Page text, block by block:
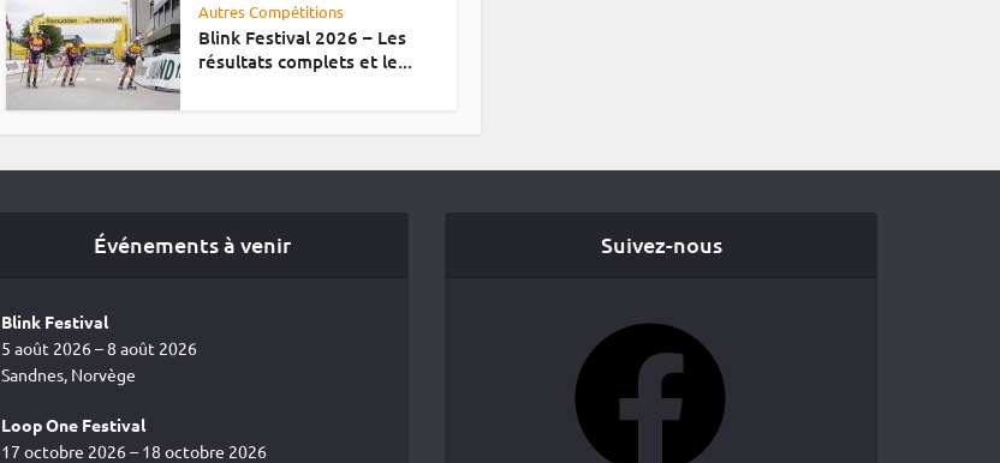
Autres Compétitions
Blink Festival 2026 – Les
résultats complets et le...
Événements à venir
Blink Festival
5 août 2026 – 8 août 2026
Sandnes, Norvège
Loop One Festival
17 octobre 2026 – 18 octobre 2026
Suivez-nous